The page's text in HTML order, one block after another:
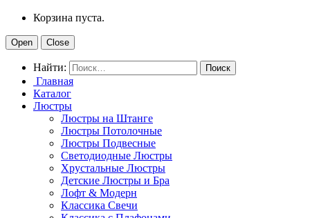
Корзина пуста.
Open Close
Найти:
Главная
Каталог
Люстры
Люстры на Штанге
Люстры Потолочные
Люстры Подвесные
Светодиодные Люстры
Хрустальные Люстры
Детские Люстры и Бра
Лофт & Модерн
Классика Свечи